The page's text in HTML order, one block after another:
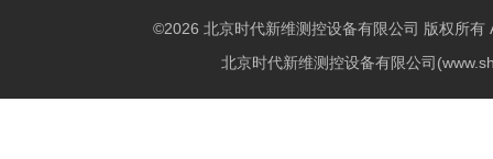
©2026 北京时代新维测控设备有限公司 版权所有
北京时代新维测控设备有限公司